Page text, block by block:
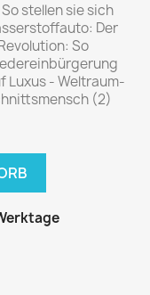
stellen sie sich
Der
So
Luxus - Weltraum-
(2)